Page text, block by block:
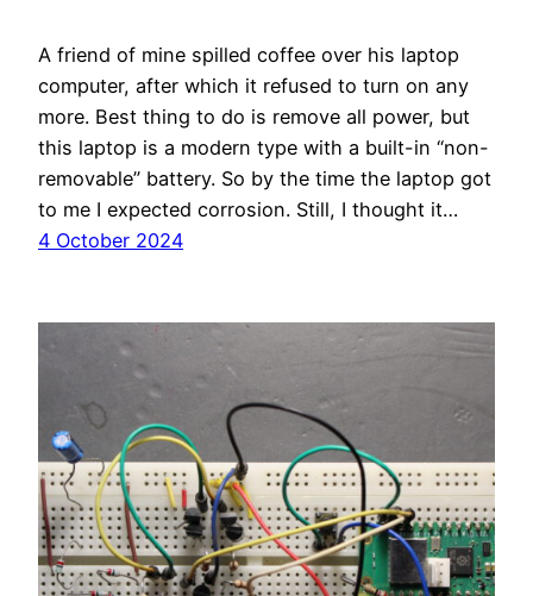
A friend of mine spilled coffee over his laptop
computer, after which it refused to turn on any
more. Best thing to do is remove all power, but
this laptop is a modern type with a built-in “non-
removable” battery. So by the time the laptop got
to me I expected corrosion. Still, I thought it…
4 October 2024